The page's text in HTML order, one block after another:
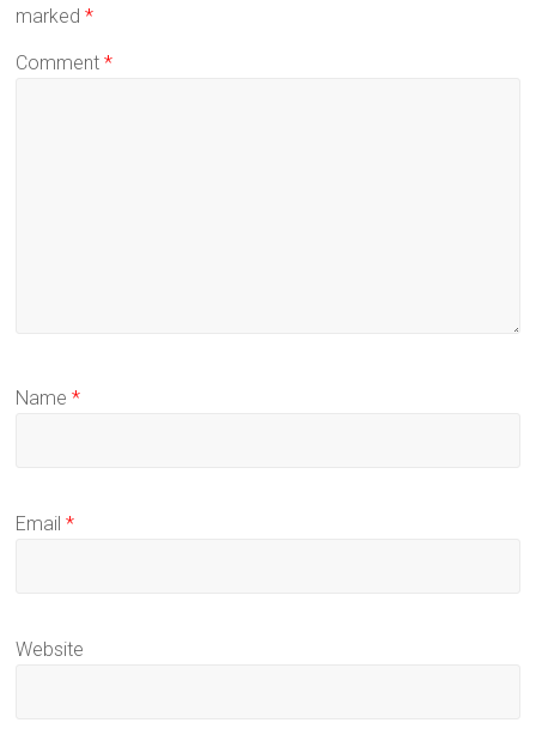
marked*
Comment*
Name*
Email*
Website